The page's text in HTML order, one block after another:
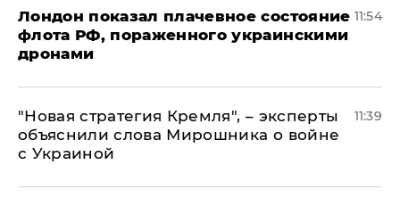
Лондон показал плачевное состояние
флота РФ, пораженного украинскими
дронами
11:54
"Новая стратегия Кремля", – эксперты
объяснили слова Мирошника о войне
с Украиной
11:39